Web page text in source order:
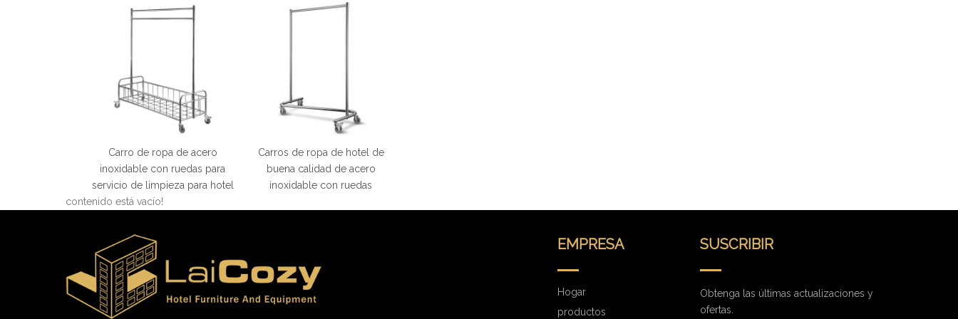
Carro de ropa de acero
inoxidable con ruedas para
servicio de limpieza para hotel
Carros de ropa de hotel de
buena calidad de acero
inoxidable con ruedas
contenido está vacío!
EMPRESA
Hogar
productos
SUSCRIBIR
Obtenga las últimas actualizaciones y
ofertas.